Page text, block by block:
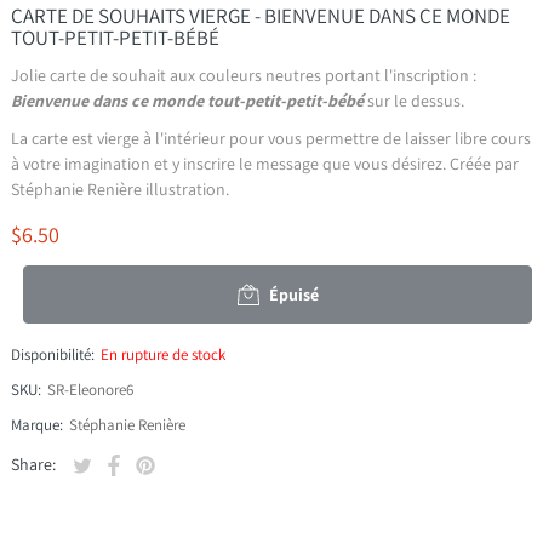
CARTE DE SOUHAITS VIERGE - BIENVENUE DANS CE MONDE
TOUT-PETIT-PETIT-BÉBÉ
Jolie carte de souhait aux couleurs neutres portant l'inscription :
Bienvenue dans ce monde tout-petit-petit-bébésur le dessus.
La carte est vierge à l'intérieur pour vous permettre de laisser libre cours
à votre imagination et y inscrire le message que vous désirez. Créée par
Stéphanie Renière illustration.
$6.50
Épuisé
Disponibilité: En rupture de stock
SKU: SR-Eleonore6
Marque: Stéphanie Renière
Share: Tweeter sur Twitter
S'ouvre dans une nouvelle fenêtre.
Partager sur Facebook
S'ouvre dans une nouvelle fenêtre.
Épingler sur Pinterest
S'ouvre dans une nouvelle fenêtre.